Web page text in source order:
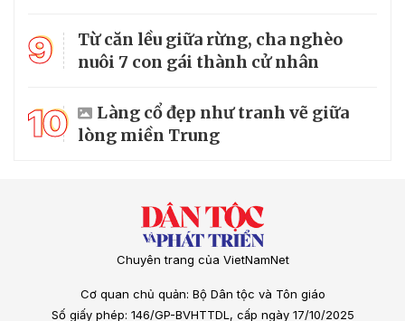
9
Từ căn lều giữa rừng, cha nghèo
nuôi 7 con gái thành cử nhân
10
Làng cổ đẹp như tranh vẽ giữa
lòng miền Trung
Chuyên trang của VietNamNet
Cơ quan chủ quản: Bộ Dân tộc và Tôn giáo
Số giấy phép: 146/GP-BVHTTDL, cấp ngày 17/10/2025